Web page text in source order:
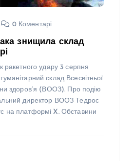
0 Коментарі
знищила склад
ракетного удару 3 серпня
склад Всесвітньої
здоров’я (ВООЗ). Про подію
директор ВООЗ Тедрос
на платформі X. Обставини